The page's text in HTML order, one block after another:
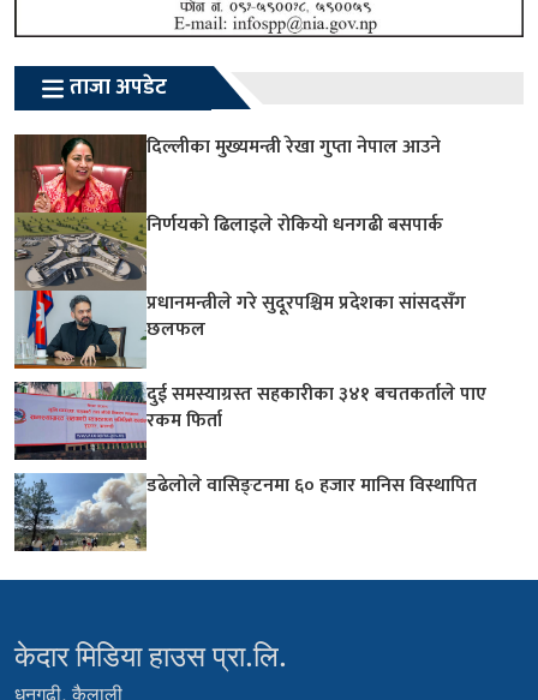
ताजा अपडेट
दिल्लीका मुख्यमन्त्री रेखा गुप्ता नेपाल आउने
निर्णयको ढिलाइले रोकियो धनगढी बसपार्क
प्रधानमन्त्रीले गरे सुदूरपश्चिम प्रदेशका सांसदसँग
छलफल
दुई समस्याग्रस्त सहकारीका ३४१ बचतकर्ताले पाए
रकम फिर्ता
डढेलोले वासिङ्टनमा ६० हजार मानिस विस्थापित
केदार मिडिया हाउस प्रा.लि.
धनगढी, कैलाली